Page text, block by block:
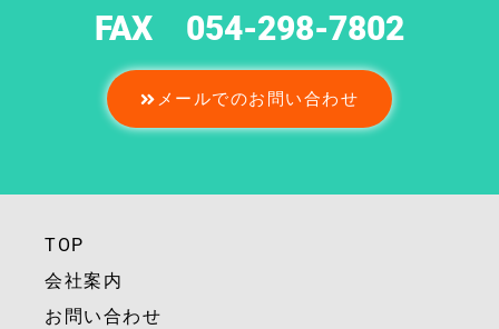
FAX 054-298-7802
メールでのお問い合わせ
TOP
会社案内
お問い合わせ